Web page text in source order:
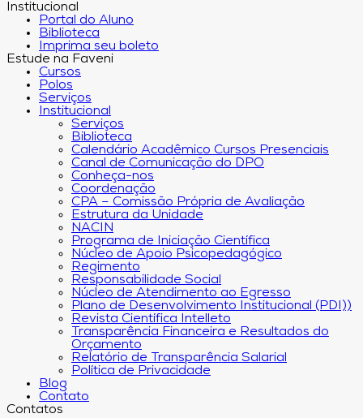
Institucional
Portal do Aluno
Biblioteca
Imprima seu boleto
Estude na Faveni
Cursos
Polos
Serviços
Institucional
Serviços
Biblioteca
Calendário Acadêmico Cursos Presenciais
Canal de Comunicação do DPO
Conheça-nos
Coordenação
CPA – Comissão Própria de Avaliação
Estrutura da Unidade
NACIN
Programa de Iniciação Científica
Núcleo de Apoio Psicopedagógico
Regimento
Responsabilidade Social
Núcleo de Atendimento ao Egresso
Plano de Desenvolvimento Institucional (PDI))
Revista Científica Intelleto
Transparência Financeira e Resultados do
Orçamento
Relatório de Transparência Salarial
Política de Privacidade
Blog
Contato
Contatos